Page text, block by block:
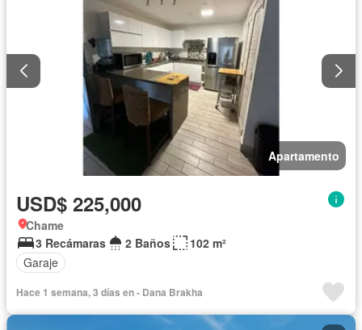
Apartamento
USD$ 225,000
Chame
3 Recámaras
2 Baños
102 m²
Garaje
Hace 1 semana, 3 días en - Dana Brakha